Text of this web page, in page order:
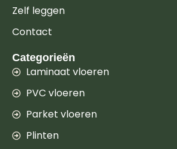
Zelf leggen
Contact
Categorieën
Laminaat vloeren
PVC vloeren
Parket vloeren
Plinten